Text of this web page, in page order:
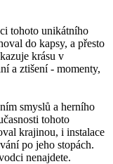
tohoto unikátního
do kapsy, a přesto
krásu v
a ztišení - momenty,
smyslů a herního
tohoto
krajinou, i instalace
po jeho stopách.
nenajdete.